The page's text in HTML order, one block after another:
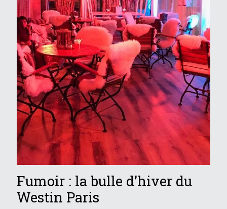
Fumoir : la bulle d’hiver du
Westin Paris